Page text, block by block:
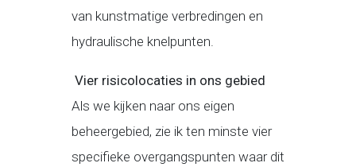
van kunstmatige verbredingen en
hydraulische knelpunten.
Vier risicolocaties in ons gebied
Als we kijken naar ons eigen
beheergebied, zie ik ten minste vier
specifieke overgangspunten waar dit